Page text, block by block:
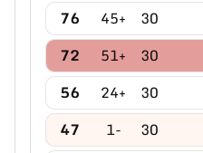
30
+45
76
30
+51
72
30
+24
56
30
-1
47